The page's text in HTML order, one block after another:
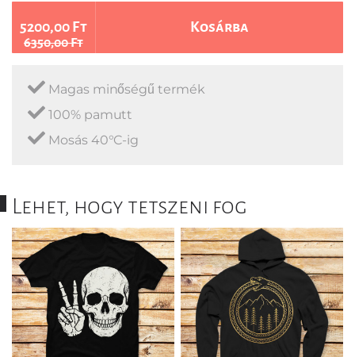
5200,00 Ft
6350,00 Ft
Kosárba
Magas minőségű termék
100% pamutt
Mosás 40°C-ig
Lehet, hogy tetszeni fog